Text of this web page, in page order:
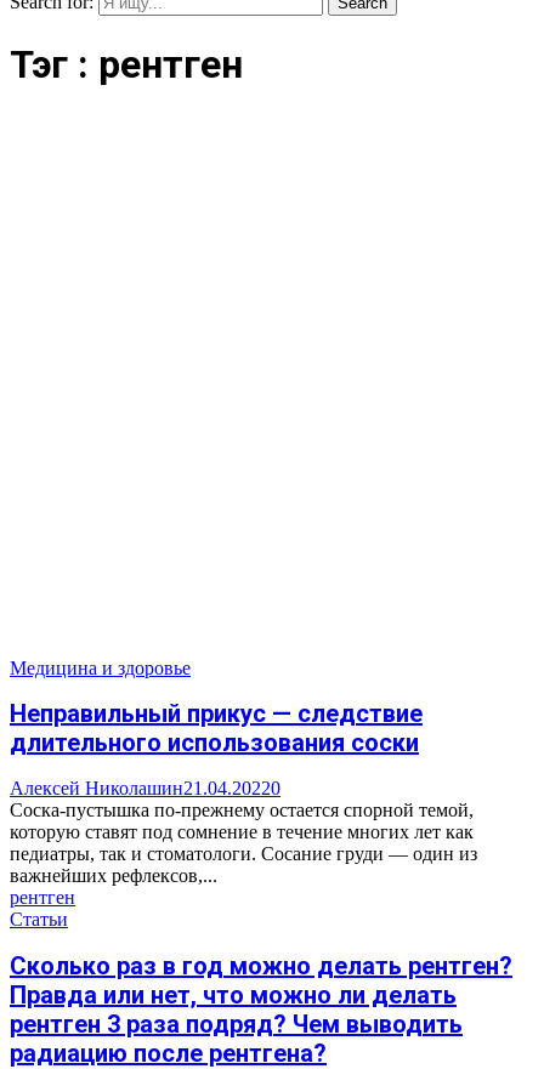
Тэг : рентген
Медицина и здоровье
Неправильный прикус — следствие
длительного использования соски
Алексей Николашин21.04.20220
Соска-пустышка по-прежнему остается спорной темой,
которую ставят под сомнение в течение многих лет как
педиатры, так и стоматологи. Сосание груди — один из
важнейших рефлексов,...
рентген
Статьи
Сколько раз в год можно делать рентген?
Правда или нет, что можно ли делать
рентген 3 раза подряд? Чем выводить
радиацию после рентгена?